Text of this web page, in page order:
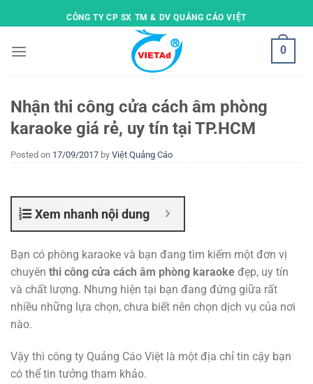
to
CÔNG TY CP SX TM & DV QUẢNG CÁO VIỆT
0
Nhận thi công cửa cách âm phòng
karaoke giá rẻ, uy tín tại TP.HCM
Posted on 17/09/2017 by Việt Quảng Cáo
Xem nhanh nội dung
Bạn có phòng karaoke và bạn đang tìm kiếm một đơn vị
chuyên thi công cửa cách âm phòng karaoke đẹp, uy tín
và chất lượng. Nhưng hiện tại bạn đang đứng giữa rất
nhiều những lựa chọn, chưa biết nên chọn dịch vụ của nơi
nào.
Vậy thì công ty Quảng Cáo Việt là một địa chỉ tin cậy bạn
có thể tin tưởng tham khảo.